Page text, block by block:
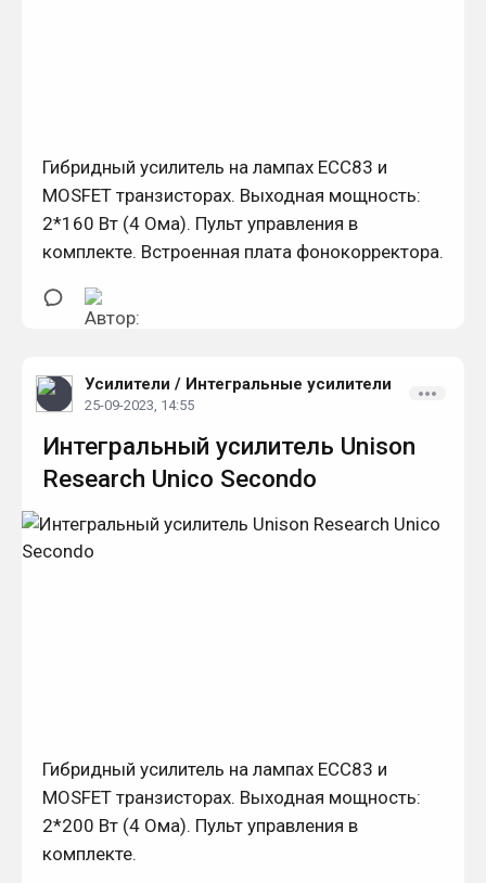
Гибридный усилитель на лампах ECC83 и
MOSFET транзисторах. Выходная мощность:
2*160 Вт (4 Ома). Пульт управления в
комплекте. Встроенная плата фонокорректора.
Усилители / Интегральные усилители
25-09-2023, 14:55
Интегральный усилитель Unison
Research Unico Secondo
Гибридный усилитель на лампах ECC83 и
MOSFET транзисторах. Выходная мощность:
2*200 Вт (4 Ома). Пульт управления в
комплекте.